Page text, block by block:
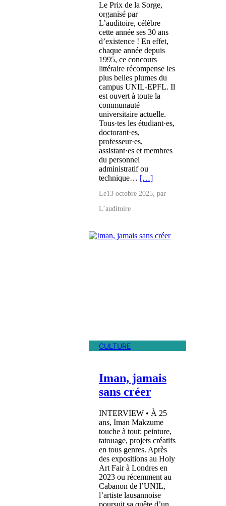
Le Prix de la Sorge,
organisé par
L’auditoire, célèbre
cette année ses 30 ans
d’existence ! En effet,
chaque année depuis
1995, ce concours
littéraire récompense les
plus belles plumes du
campus UNIL-EPFL. Il
est ouvert à toute la
communauté
universitaire actuelle.
Tous·tes les étudiant·es,
doctorant·es,
professeur·es,
assistant·es et membres
du personnel
administratif ou
technique… […]
Le13 octobre 2025, par
L’auditoire
CULTURE
Iman, jamais
sans créer
INTERVIEW • À 25
ans, Iman Makzume
touche à tout: peinture,
tatouage, projets créatifs
en tous genres. Après
des expositions au Holy
Art Fair à Londres en
2023 ou récemment au
Cabanon de l’UNIL,
l’artiste lausannoise
poursuit sa quête d’un